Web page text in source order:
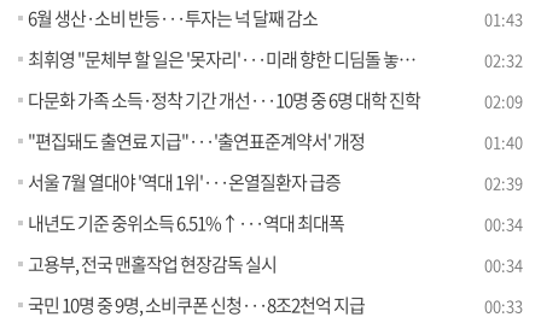
6월 생산·소비 반등···투자는 넉 달째 감소 01:43
최휘영 "문체부 할 일은 '못자리'···미래 향한 디딤돌 놓겠다" 02:32
다문화 가족 소득·정착 기간 개선···10명 중 6명 대학 진학 02:09
"편집돼도 출연료 지급"···'출연표준계약서' 개정 01:40
서울 7월 열대야 '역대 1위'···온열질환자 급증 02:39
내년도 기준 중위소득 6.51%↑···역대 최대폭 00:34
고용부, 전국 맨홀작업 현장감독 실시 00:34
국민 10명 중 9명, 소비쿠폰 신청···8조2천억 지급 00:33